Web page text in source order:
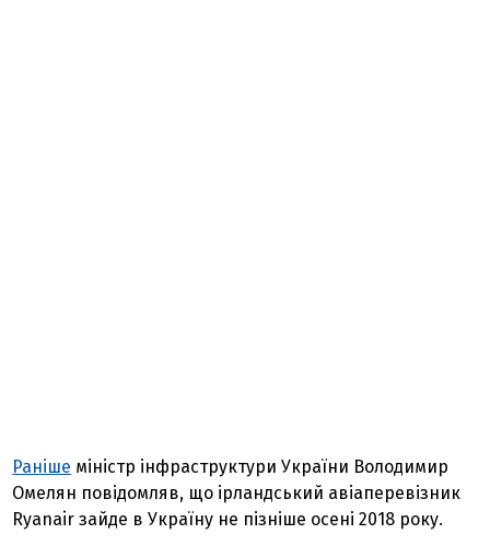
Раніше міністр інфраструктури України Володимир
Омелян повідомляв, що ірландський авіаперевізник
Ryanair зайде в Україну не пізніше осені 2018 року.